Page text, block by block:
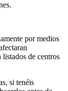
por medios
de centros
si tenéis